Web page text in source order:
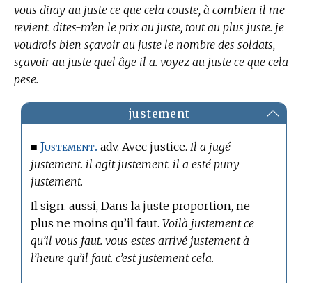
vous diray au juste ce que cela couste, à combien il me
revient. dites-m’en le prix au juste, tout au plus juste. je
voudrois bien sçavoir au juste le nombre des soldats,
sçavoir au juste quel âge il a. voyez au juste ce que cela
pese.
justement
■Justement. adv. Avec justice. Il a jugé
justement. il agit justement. il a esté puny
justement.
Il sign. aussi, Dans la juste proportion, ne
plus ne moins qu’il faut.Voilà justement ce
qu’il vous faut. vous estes arrivé justement à
l’heure qu’il faut. c’est justement cela.